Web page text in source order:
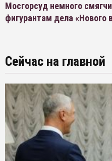
Мосгорсуд немного
фигурантам дела «Нового
Сейчас на главной